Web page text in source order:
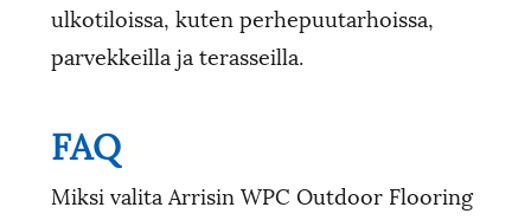
ulkotiloissa, kuten perhepuutarhoissa,
parvekkeilla ja terasseilla.
FAQ
Miksi valita Arrisin WPC Outdoor Flooring